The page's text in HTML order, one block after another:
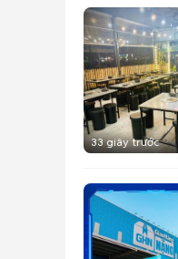
33 giây trước